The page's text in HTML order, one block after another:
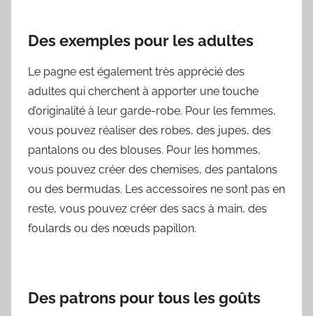
Des exemples pour les adultes
Le pagne est également très apprécié des
adultes qui cherchent à apporter une touche
d’originalité à leur garde-robe. Pour les femmes,
vous pouvez réaliser des robes, des jupes, des
pantalons ou des blouses. Pour les hommes,
vous pouvez créer des chemises, des pantalons
ou des bermudas. Les accessoires ne sont pas en
reste, vous pouvez créer des sacs à main, des
foulards ou des nœuds papillon.
Des patrons pour tous les goûts